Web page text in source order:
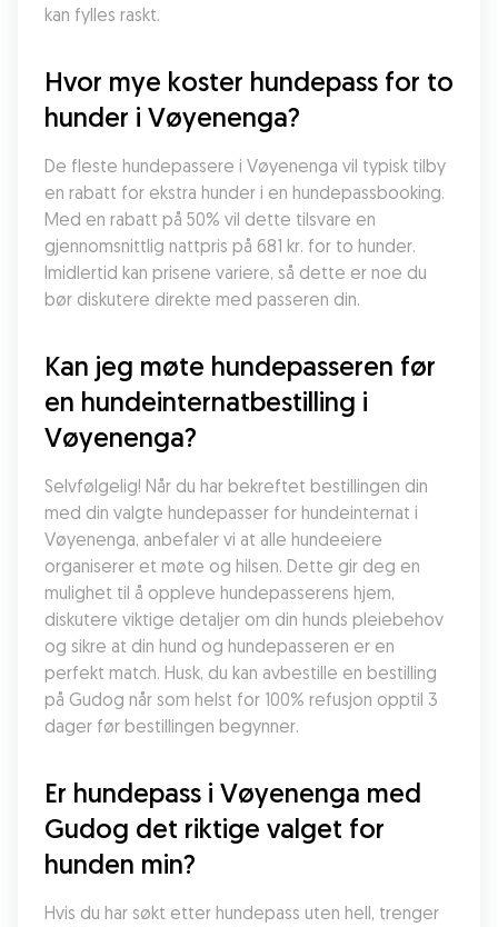
kan fylles raskt.
Hvor mye koster hundepass for to
hunder i Vøyenenga?
De fleste hundepassere i Vøyenenga vil typisk tilby
en rabatt for ekstra hunder i en hundepassbooking.
Med en rabatt på 50% vil dette tilsvare en
gjennomsnittlig nattpris på 681 kr. for to hunder.
Imidlertid kan prisene variere, så dette er noe du
bør diskutere direkte med passeren din.
Kan jeg møte hundepasseren før
en hundeinternatbestilling i
Vøyenenga?
Selvfølgelig! Når du har bekreftet bestillingen din
med din valgte hundepasser for hundeinternat i
Vøyenenga, anbefaler vi at alle hundeeiere
organiserer et møte og hilsen. Dette gir deg en
mulighet til å oppleve hundepasserens hjem,
diskutere viktige detaljer om din hunds pleiebehov
og sikre at din hund og hundepasseren er en
perfekt match. Husk, du kan avbestille en bestilling
på Gudog når som helst for 100% refusjon opptil 3
dager før bestillingen begynner.
Er hundepass i Vøyenenga med
Gudog det riktige valget for
hunden min?
Hvis du har søkt etter hundepass uten hell, trenger